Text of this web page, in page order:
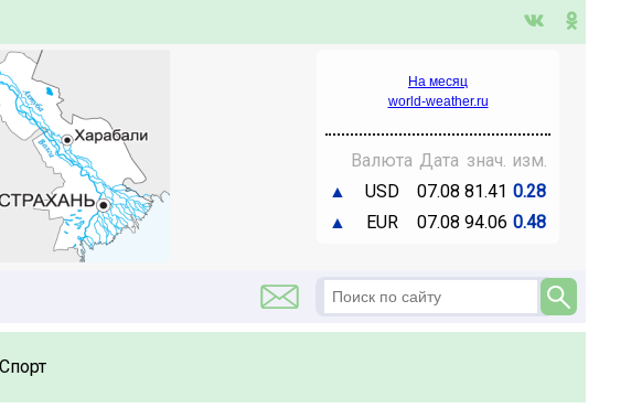
На месяц
world-weather.ru
Валюта Дата знач. изм.
▲
USD 07.08 81.41 0.28
▲
EUR 07.08 94.06 0.48
Спорт